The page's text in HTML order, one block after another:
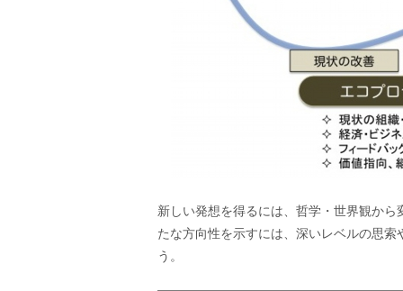
新しい発想を得るには、哲学・世界観か
たな方向性を示すには、深いレベルの思
う。